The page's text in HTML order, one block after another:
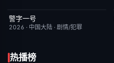
更新至第28集
警字一号
2026 · 中国大陆 · 剧情/犯罪
热播榜